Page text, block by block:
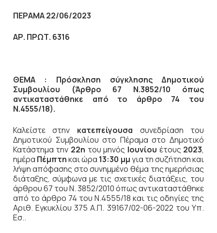
ΠΕΡΑΜΑ 22/06/2023
ΑΡ. ΠΡΩΤ. 6316
ΘΕΜΑ : Πρόσκληση σύγκλησης Δημοτικού
Συμβουλίου (Άρθρο 67 Ν.3852/10
όπως
αντικαταστάθηκε από το άρθρο 74 του
Ν.4555/18).
Καλείστε στην κατεπείγουσα συνεδρίαση του
Δημοτικού Συμβουλίου στο Πέραμα στο Δημοτικό
Κατάστημα την 22η του μηνός Ιουνίου έτους 2023,
ημέρα Πέμπτηκαι ώρα 13:30 μμγια τη συζήτησηκαι
λήψη απόφασης στο συνημμένο θέμα της ημερήσιας
διάταξης, σύμφωνα με τις σχετικές διατάξεις, του
άρθρου 67 του Ν. 3852/2010 όπως αντικαταστάθηκε
από το άρθρο 74 του Ν.4555/18 και τις οδηγίες της
Αριθ. Εγκυκλίου 375 Α.Π. 39167/02-06-2022 του Υπ.
Εσ..